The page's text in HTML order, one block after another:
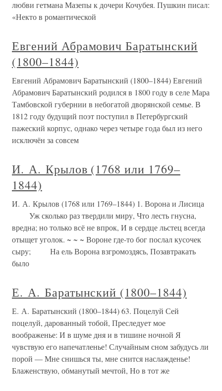
любви гетмана Мазепы к дочери Кочубея. Пушкин писал:
«Некто в романтической
Евгений Абрамович Баратынский
(1800–1844)
Евгений Абрамович Баратынский (1800–1844) Евгений
Абрамович Баратынский родился в 1800 году в селе Мара
Тамбовской губернии в небогатой дворянской семье. В
1812 году будущий поэт поступил в Петербургский
пажеский корпус, однако через четыре года был из него
исключён за совсем
И. А. Крылов (1768 или 1769–
1844)
И. А. Крылов (1768 или 1769–1844) 1. Ворона и Лисица
Уж сколько раз твердили миру, Что лесть гнусна,
вредна; но только всё не впрок, И в сердце льстец всегда
отыщет уголок. ~ ~ ~ Вороне где-то бог послал кусочек
сыру; На ель Ворона взгромоздясь, Позавтракать
было
Е. А. Баратынский (1800–1844)
Е. А. Баратынский (1800–1844) 63. Поцелуй Сей
поцелуй, дарованный тобой, Преследует мое
воображенье: И в шуме дня и в тишине ночной Я
чувствую его напечатленье! Случайным сном забудусь ли
порой — Мне снишься ты, мне снится наслажденье!
Блаженствую, обманутый мечтой, Но в тот же